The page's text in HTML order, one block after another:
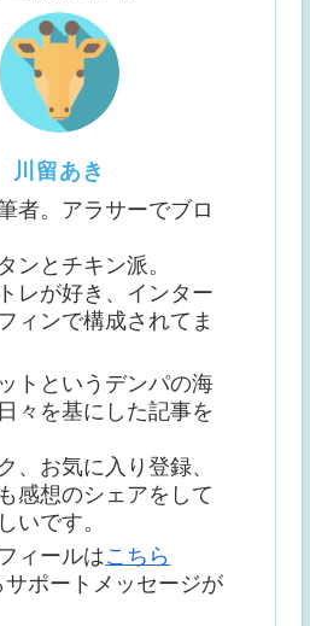
川留あき
者。アラサーでブロ
ンとチキン派。
レが好き、インター
ィンで構成されてま
トというデンパの海
々を基にした記事を
、お気に入り登録、
感想のシェアをして
いです。
ィールはこちら
サポートメッセージが